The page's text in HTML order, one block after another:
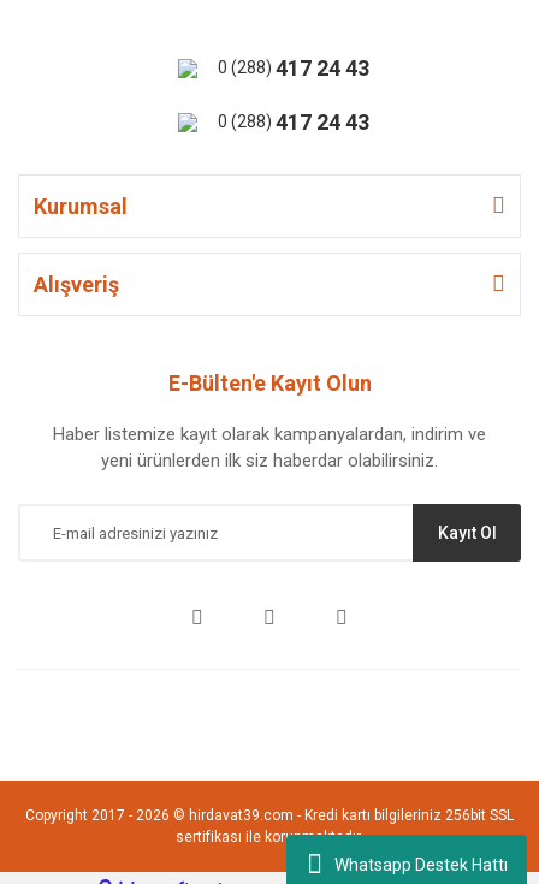
Whatsapp Destek Hattı
0 (288) 417 24 43
0 (288) 417 24 43
Kurumsal
Alışveriş
E-Bülten'e Kayıt Olun
Haber listemize kayıt olarak kampanyalardan, indirim ve
yeni ürünlerden ilk siz haberdar olabilirsiniz.
Kayıt Ol
Copyright 2017 - 2026 © hirdavat39.com - Kredi kartı bilgileriniz 256bit SSL
sertifikası ile korunmaktadır.